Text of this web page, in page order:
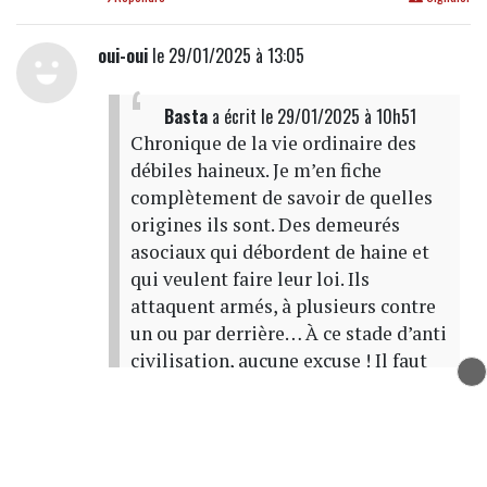
oui-ouile 29/01/2025 à 13:05
Bastaa écrit le 29/01/2025 à 10h51
Chronique de la vie ordinaire des
débiles haineux. Je m’en fiche
complètement de savoir de quelles
origines ils sont. Des demeurés
asociaux qui débordent de haine et
qui veulent faire leur loi. Ils
attaquent armés, à plusieurs contre
un ou par derrière… À ce stade d’anti
civilisation, aucune excuse ! Il faut